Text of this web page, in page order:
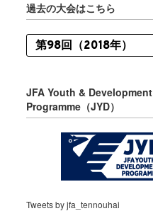
過去の大会はこちら
JFA Youth & Development
Programme（JYD）
Tweets by jfa_tennouhai